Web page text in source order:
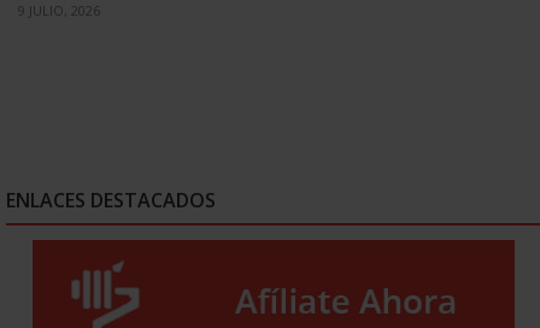
9 JULIO, 2026
ENLACES DESTACADOS